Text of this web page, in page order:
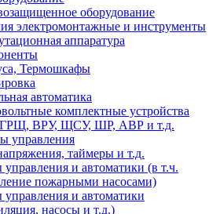
оборудование
электромонтажные и инструменты
аппаратура
Термошкафы
автоматика
комплектные устройства
ВРУ, ЩСУ, ШР, АВР и т.д.
управления
таймеры и т.д.
и автоматики (в т.ч.
пожарными насосами)
и автоматики
насосы и т.д.)